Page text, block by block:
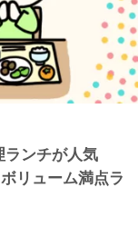
ランチが人気
リューム満点ラ